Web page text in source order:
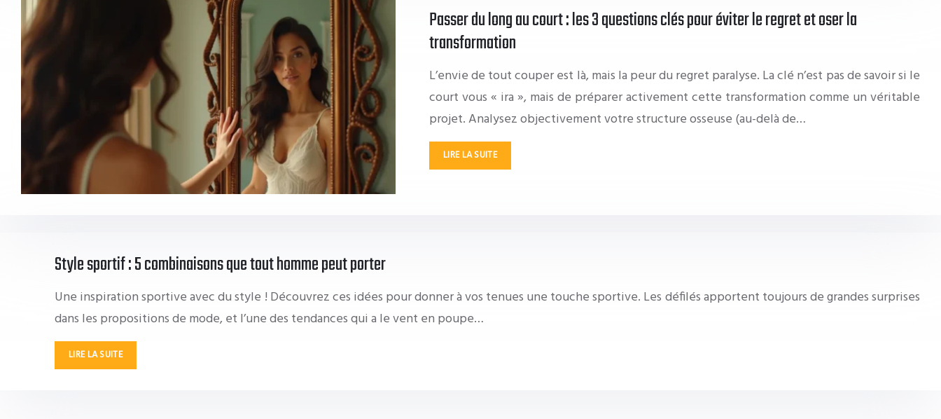
Passer du long au court : les 3 questions clés pour éviter le regret et oser la
transformation
L’envie de tout couper est là, mais la peur du regret paralyse. La clé n’est pas de savoir si le
court vous « ira », mais de préparer activement cette transformation comme un véritable
projet. Analysez objectivement votre structure osseuse (au-delà de…
LIRE LA SUITE
Style sportif : 5 combinaisons que tout homme peut porter
Une inspiration sportive avec du style ! Découvrez ces idées pour donner à vos tenues une touche sportive. Les défilés apportent toujours de grandes surprises
dans les propositions de mode, et l’une des tendances qui a le vent en poupe…
LIRE LA SUITE